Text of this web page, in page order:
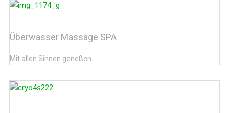
Überwasser Massage SPA
Mit allen Sinnen geneßen